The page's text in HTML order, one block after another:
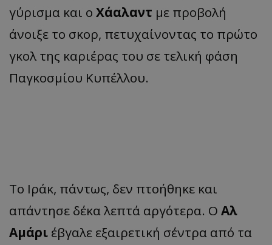
γύρισμα και ο Χάαλαντ με προβολή
άνοιξε το σκορ, πετυχαίνοντας το πρώτο
γκολ της καριέρας του σε τελική φάση
Παγκοσμίου Κυπέλλου.
Το Ιράκ, πάντως, δεν πτοήθηκε και
απάντησε δέκα λεπτά αργότερα. Ο Αλ
Αμάρι έβγαλε εξαιρετική σέντρα από τα